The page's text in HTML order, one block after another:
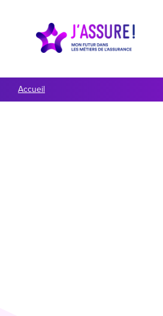
Accueil